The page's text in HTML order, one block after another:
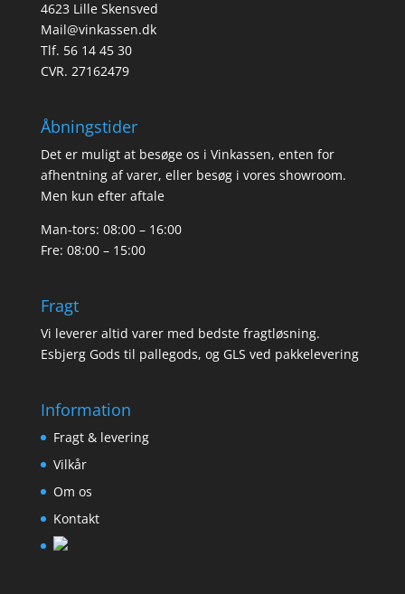
4623 Lille Skensved
Mail@vinkassen.dk
Tlf. 56 14 45 30
CVR. 27162479
Åbningstider
Det er muligt at besøge os i Vinkassen, enten for
afhentning af varer, eller besøg i vores showroom.
Men kun efter aftale
Man-tors: 08:00 – 16:00
Fre: 08:00 – 15:00
Fragt
Vi leverer altid varer med bedste fragtløsning.
Esbjerg Gods til pallegods, og GLS ved pakkelevering
Information
Fragt & levering
Vilkår
Om os
Kontakt